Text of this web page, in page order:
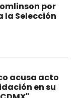
por
la Selección
acusa acto
en su